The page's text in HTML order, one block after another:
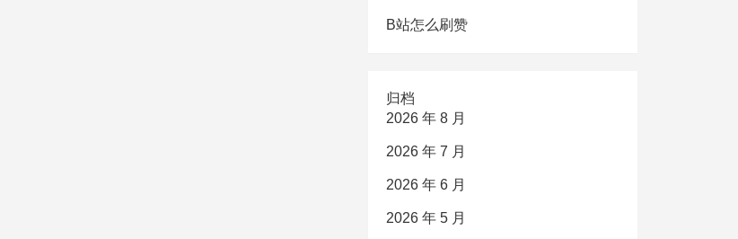
B站怎么刷赞
归档
2026 年 8 月
2026 年 7 月
2026 年 6 月
2026 年 5 月